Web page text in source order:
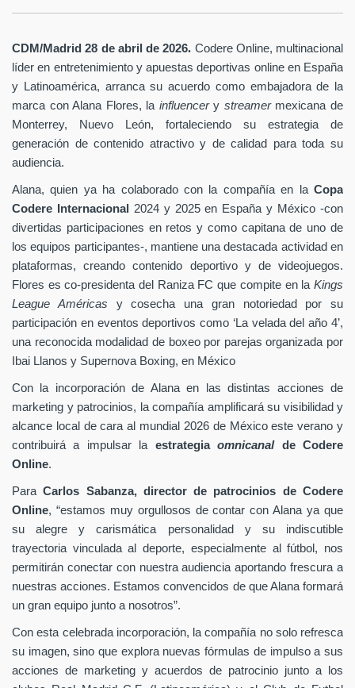
CDM/Madrid 28 de abril de 2026. Codere Online, multinacional
líder en entretenimiento y apuestas deportivas online en España
y Latinoamérica, arranca su acuerdo como embajadora de la
marca con Alana Flores, la influencery streamer mexicana de
Monterrey, Nuevo León, fortaleciendo su estrategia de
generación de contenido atractivo y de calidad para toda su
audiencia.
Alana, quien ya ha colaborado con la compañía en la Copa
Codere Internacional 2024 y 2025 en España y México -con
divertidas participaciones en retos y como capitana de uno de
los equipos participantes-, mantiene una destacada actividad en
plataformas, creando contenido deportivo y de videojuegos.
Flores es co-presidenta del Raniza FC que compite en la Kings
League Américas y cosecha una gran notoriedad por su
participación en eventos deportivos como ‘La velada del año 4’,
una reconocida modalidad de boxeo por parejas organizada por
Ibai Llanos y Supernova Boxing, en México
Con la incorporación de Alana en las distintas acciones de
marketing y patrocinios, la compañía amplificará su visibilidad y
alcance local de cara al mundial 2026 de México este verano y
contribuirá a impulsar la estrategiaomnicanal de Codere
Online.
ParaCarlos Sabanza, director de patrocinios de Codere
Online, “estamos muy orgullosos de contar con Alana ya que
su alegre y carismática personalidad y su indiscutible
trayectoria vinculada al deporte, especialmente al fútbol, nos
permitirán conectar con nuestra audiencia aportando frescura a
nuestras acciones. Estamos convencidos de que Alana formará
un gran equipo junto a nosotros”.
Con esta celebrada incorporación, la compañía no solo refresca
su imagen, sino que explora nuevas fórmulas de impulso a sus
acciones de marketing y acuerdos de patrocinio junto a los